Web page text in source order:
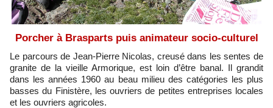
Porcher à Brasparts puis animateur socio-culturel
Le parcours de Jean-Pierre Nicolas, creusé dans les sentes de
granite de la vieille Armorique, est loin d’être banal. Il grandit
dans les années 1960 au beau milieu des catégories les plus
basses du Finistère, les ouvriers de petites entreprises locales
et les ouvriers agricoles.